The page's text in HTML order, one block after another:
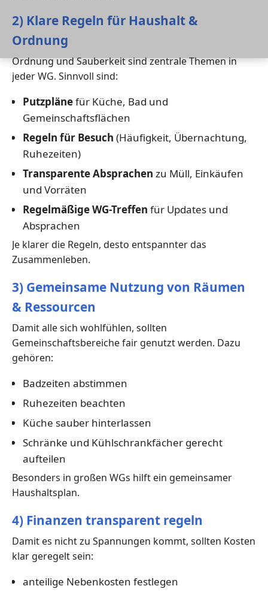
2) Klare Regeln für Haushalt &
Ordnung
Ordnung und Sauberkeit sind zentrale Themen in
jeder WG. Sinnvoll sind:
Putzplänefür Küche, Bad und
Gemeinschaftsflächen
Regeln für Besuch (Häufigkeit, Übernachtung,
Ruhezeiten)
Transparente Absprachen zu Müll, Einkäufen
und Vorräten
Regelmäßige WG-Treffen für Updates und
Absprachen
Je klarer die Regeln, desto entspannter das
Zusammenleben.
3) Gemeinsame Nutzung von Räumen
& Ressourcen
Damit alle sich wohlfühlen, sollten
Gemeinschaftsbereiche fair genutzt werden. Dazu
gehören:
Badzeiten abstimmen
Ruhezeiten beachten
Küche sauber hinterlassen
Schränke und Kühlschrankfächer gerecht
aufteilen
Besonders in großen WGs hilft ein gemeinsamer
Haushaltsplan.
4) Finanzen transparent regeln
Damit es nicht zu Spannungen kommt, sollten Kosten
klar geregelt sein:
anteilige Nebenkosten festlegen